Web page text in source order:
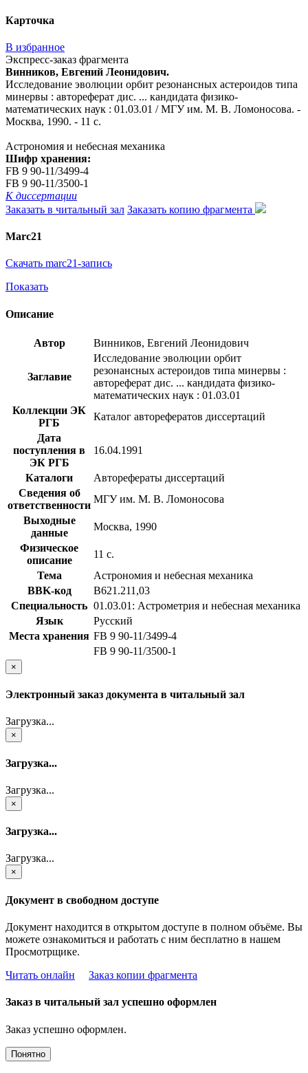
Карточка
В избранное
Экспресс-заказ фрагмента
Винников, Евгений Леонидович.
Исследование эволюции орбит резонансных астероидов типа
минервы : автореферат дис. ... кандидата физико-
математических наук : 01.03.01 / МГУ им. М. В. Ломоносова. -
Москва, 1990. - 11 с.
Астрономия и небесная механика
Шифр хранения:
FB 9 90-11/3499-4
FB 9 90-11/3500-1
К диссертации
Заказать в читальный зал Заказать копию фрагмента
Marc21
Скачать marc21-запись
Показать
Описание
Автор Винников, Евгений Леонидович
Заглавие
Исследование эволюции орбит
резонансных астероидов типа минервы :
автореферат дис. ... кандидата физико-
математических наук : 01.03.01
Коллекции ЭК
РГБ
Каталог авторефератов диссертаций
Дата
поступления в
ЭК РГБ
16.04.1991
Каталоги
Авторефераты диссертаций
Сведения об
ответственности
МГУ им. М. В. Ломоносова
Выходные
данные
Москва, 1990
Физическое
описание
11 с.
Тема
Астрономия и небесная механика
BBK-код
В621.211,03
Специальность 01.03.01: Астрометрия и небесная механика
Язык
Русский
Места хранения FB 9 90-11/3499-4
FB 9 90-11/3500-1
×
Электронный заказ документа в читальный зал
Загрузка...
×
Загрузка...
Загрузка...
×
Загрузка...
Загрузка...
×
Документ в свободном доступе
Документ находится в открытом доступе в полном объёме. Вы
можете ознакомиться и работать с ним бесплатно в нашем
Просмотрщике.
Читать онлайн
Заказ копии фрагмента
Заказ в читальный зал успешно оформлен
Заказ успешно оформлен.
Понятно